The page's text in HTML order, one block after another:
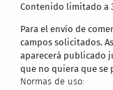
Contenido limitado a
Para el envío de
campos solicitados.
aparecerá publicado
que no quiera que se
Normas de uso: